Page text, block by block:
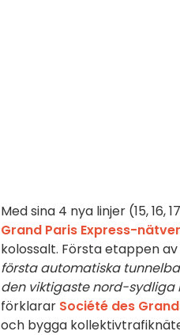
Med sina 4 nya linjer (15, 16,
Grand Paris Express-
kolossalt. Första etappen av
första automatiska
den viktigaste nord-sydliga
förklarar Société des
och bygga